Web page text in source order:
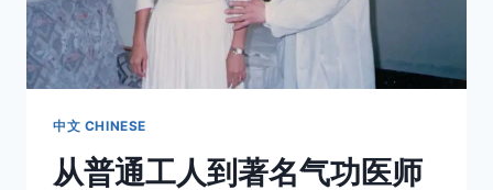
中文 CHINESE
从普通工人到著名气功医师